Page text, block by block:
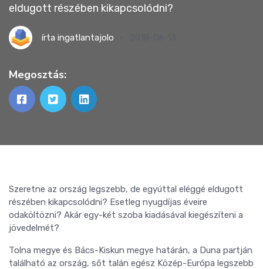
eldugott részében kikapcsolódni?
írta ingatlantajolo
Megosztás:
Szeretne az ország legszebb, de egyúttal eléggé eldugott
részében kikapcsolódni? Esetleg nyugdíjas éveire
odaköltözni? Akár egy-két szoba kiadásával kiegészíteni a
jövedelmét?
Tolna megye és Bács-Kiskun megye határán, a Duna partján
található az ország, sőt talán egész Közép-Európa legszebb